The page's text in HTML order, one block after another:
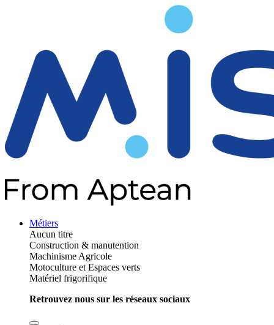
Métiers
Aucun titre
Construction & manutention
Machinisme Agricole
Motoculture et Espaces verts
Matériel frigorifique
Retrouvez nous sur les réseaux sociaux